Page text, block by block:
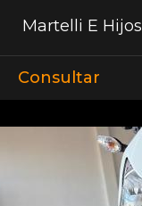
Martelli E Hijos
Consultar